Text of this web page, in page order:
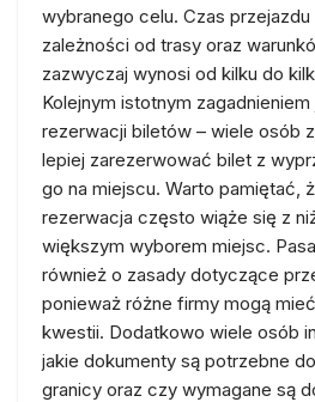
wybranego celu. Czas
zależności od trasy oraz
zazwyczaj wynosi od kilku do
Kolejnym istotnym
rezerwacji biletów – wiele osób
lepiej zarezerwować bilet z
go na miejscu. Warto pamiętać,
rezerwacja często wiąże się z
większym wyborem miejsc.
również o zasady dotyczące
ponieważ różne firmy mogą
kwestii. Dodatkowo wiele osób
jakie dokumenty są potrzebne
granicy oraz czy wymagane są